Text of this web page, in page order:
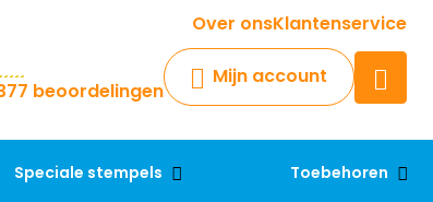
Over onsKlantenservice
beoordelingen
Mijn account
Speciale stempels Toebehoren
Krijg een antwoord op uw vraag
Chatbot
Chat 24/7 met onze chatbot
Contact